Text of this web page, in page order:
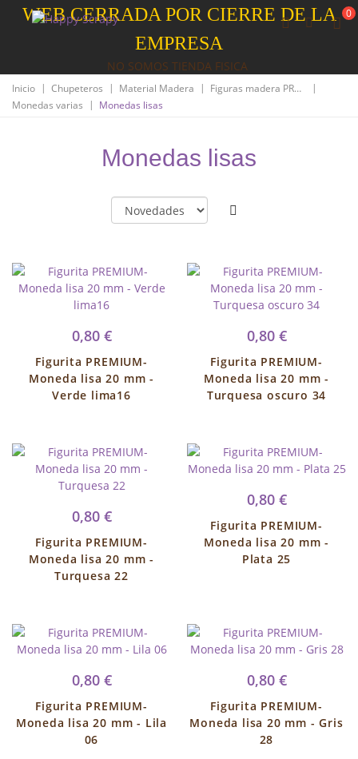
WEB CERRADA POR CIERRE DE LA
EMPRESA
NO SOMOS TIENDA FISICA
0
Inicio | Chupeteros | Material Madera | Figuras madera PREMIUM
|
Monedas varias
| Monedas lisas
Monedas lisas
0,80 €
Figurita PREMIUM-
Moneda lisa 20 mm -
Verde lima16
0,80 €
Figurita PREMIUM-
Moneda lisa 20 mm -
Turquesa oscuro 34
0,80 €
Figurita PREMIUM-
Moneda lisa 20 mm -
Turquesa 22
0,80 €
Figurita PREMIUM-
Moneda lisa 20 mm -
Plata 25
0,80 €
Figurita PREMIUM-
Moneda lisa 20 mm - Lila
06
0,80 €
Figurita PREMIUM-
Moneda lisa 20 mm - Gris
28